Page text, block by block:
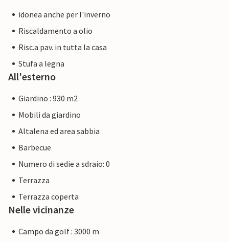
idonea anche per l'inverno
Riscaldamento a olio
Risc.a pav. in tutta la casa
Stufa a legna
All'esterno
Giardino : 930 m2
Mobili da giardino
Altalena ed area sabbia
Barbecue
Numero di sedie a sdraio: 0
Terrazza
Terrazza coperta
Nelle vicinanze
Campo da golf : 3000 m